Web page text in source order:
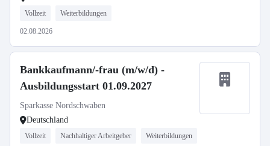
Vollzeit Weiterbildungen
02.08.2026
Bankkaufmann/-frau (m/w/d) -
Ausbildungsstart 01.09.2027
Sparkasse Nordschwaben
Deutschland
Vollzeit Nachhaltiger Arbeitgeber Weiterbildungen